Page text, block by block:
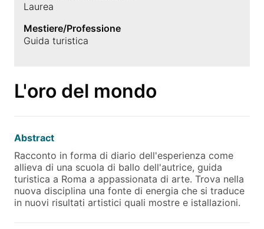
Laurea
Mestiere/Professione
Guida turistica
L'oro del mondo
Abstract
Racconto in forma di diario dell'esperienza come
allieva di una scuola di ballo dell'autrice, guida
turistica a Roma a appassionata di arte. Trova nella
nuova disciplina una fonte di energia che si traduce
in nuovi risultati artistici quali mostre e istallazioni.